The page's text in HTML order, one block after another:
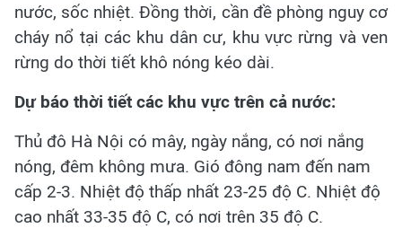
nước, sốc nhiệt. Đồng thời, cần đề phòng nguy cơ
cháy nổ tại các khu dân cư, khu vực rừng và ven
rừng do thời tiết khô nóng kéo dài.
Dự báo thời tiết các khu vực trên cả nước:
Thủ đô Hà Nội có mây, ngày nắng, có nơi nắng
nóng, đêm không mưa. Gió đông nam đến nam
cấp 2-3. Nhiệt độ thấp nhất 23-25 độ C. Nhiệt độ
cao nhất 33-35 độ C, có nơi trên 35 độ C.